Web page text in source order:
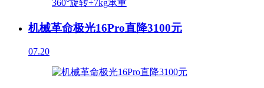
机械革命极光16Pro直降3100元
07.20